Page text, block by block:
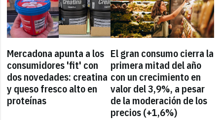
Mercadona apunta a los
consumidores 'fit' con
dos novedades: creatina
y queso fresco alto en
proteínas
El gran consumo cierra la
primera mitad del año
con un crecimiento en
valor del 3,9%, a pesar
de la moderación de los
precios (+1,6%)